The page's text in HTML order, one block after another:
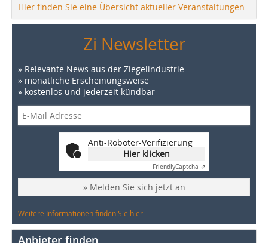
Hier finden Sie eine Übersicht aktueller Veranstaltungen
Zi Newsletter
» Relevante News aus der Ziegelindustrie
» monatliche Erscheinungsweise
» kostenlos und jederzeit kündbar
Anti-Roboter-Verifizierung
Hier klicken
FriendlyCaptcha ⇗
» Melden Sie sich jetzt an
Weitere Informationen finden Sie hier
Anbieter finden